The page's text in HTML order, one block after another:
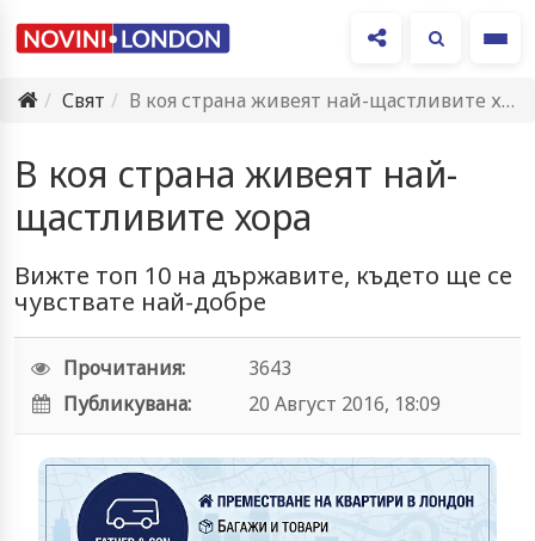
Свят
В коя страна живеят най-щастливите хора
В коя страна живеят най-
щастливите хора
Вижте топ 10 на държавите, където ще се
чувствате най-добре
Прочитания:
3643
Публикувана:
20 Август 2016, 18:09